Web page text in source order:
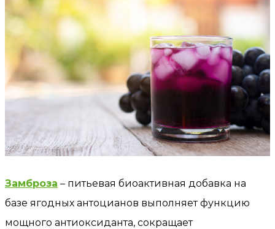
Замброза – питьевая биоактивная добавка на
базе ягодных антоцианов выполняет функцию
мощного антиоксиданта, сокращает